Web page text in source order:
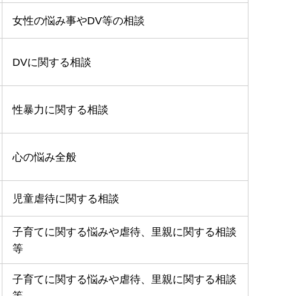
女性の悩み事やDV等の相談
DVに関する相談
性暴力に関する相談
心の悩み全般
児童虐待に関する相談
子育てに関する悩みや虐待、里親に関する相談
等
子育てに関する悩みや虐待、里親に関する相談